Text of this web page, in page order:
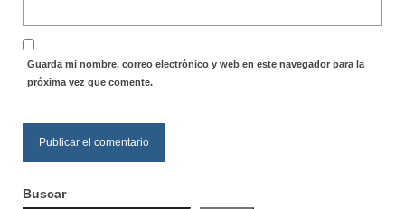
Guarda mi nombre, correo electrónico y web en este navegador para la
próxima vez que comente.
Buscar